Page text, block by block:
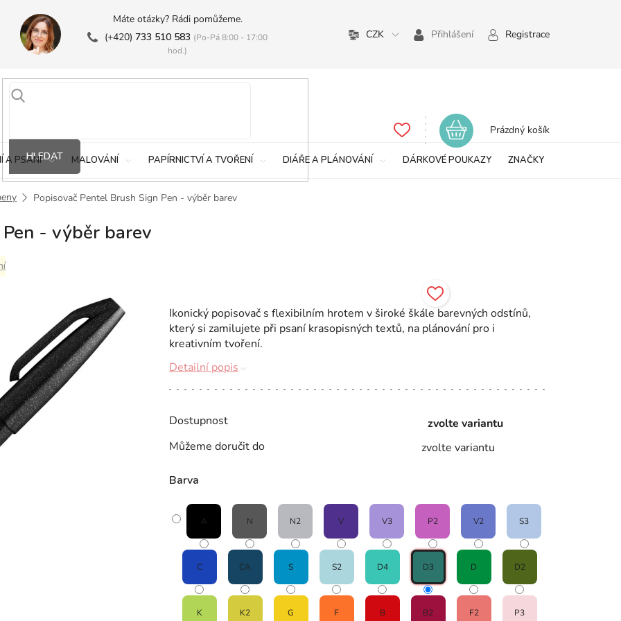
Máte otázky? Rádi pomůžeme.
(+420)733 510 583 (Po-Pá 8:00 - 17:00
hod.)
CZK Přihlášení Registrace
HLEDAT
Nákupní
Prázdný košík
A PSANÍ MALOVÁNÍ PAPÍRNICTVÍ A TVOŘENÍ DIÁŘE A PLÁNOVÁNÍ DÁRKOVÉ POUKAZY ZNAČKY
Popisovač Pentel Brush Sign Pen - výběr barev
- výběr barev
Dostupnost
zvolte variantu
Můžeme doručit do
zvolte variantu
Barva
A N N2 V V3 P2 V2 S3
C CA S S2 D4 D3 D D2
K K2 G F B B2 F2 P3
Ikonický popisovač s flexibilním hrotem v široké škále barevných odstínů,
který si zamilujete při psaní krasopisných textů, na plánování pro i
kreativním tvoření.
Detailní popis